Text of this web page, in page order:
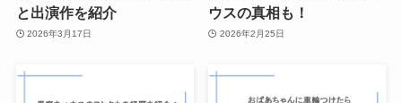
と出演作を紹介
2026年3月17日
ウスの真相も！
2026年2月25日